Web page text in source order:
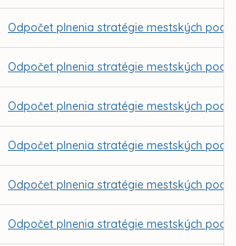
Odpočet plnenia stratégie mestských
Odpočet plnenia stratégie mestských
Odpočet plnenia stratégie mestských
Odpočet plnenia stratégie mestských
Odpočet plnenia stratégie mestských
Odpočet plnenia stratégie mestských